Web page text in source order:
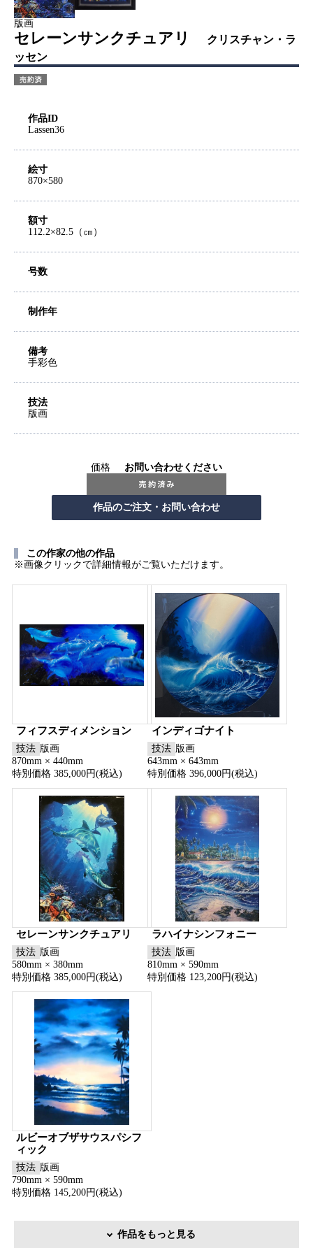
版画
セレーンサンクチュアリ
クリスチャン・ラ
ッセン
作品ID
Lassen36
絵寸
870×580
額寸
112.2×82.5（㎝）
号数
制作年
備考
手彩色
技法
版画
価格 お問い合わせください
この作家の他の作品
※画像クリックで詳細情報がご覧いただけます。
フィフスディメンション
技法 版画
870mm × 440mm
特別価格 385,000円(税込)
インディゴナイト
技法 版画
643mm × 643mm
特別価格 396,000円(税込)
セレーンサンクチュアリ
技法 版画
580mm × 380mm
特別価格 385,000円(税込)
ラハイナシンフォニー
技法 版画
810mm × 590mm
特別価格 123,200円(税込)
ルビーオブザサウスパシフ
ィック
技法 版画
790mm × 590mm
特別価格 145,200円(税込)
作品をもっと見る